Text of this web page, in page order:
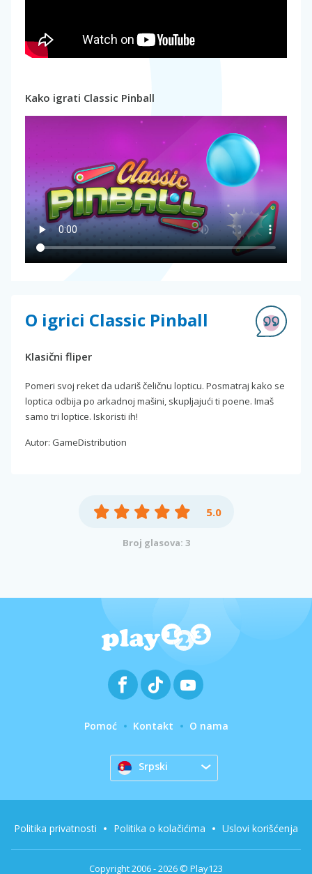
Kako igrati Classic Pinball
O igrici Classic Pinball
Klasični fliper
Pomeri svoj reket da udariš čeličnu lopticu. Posmatraj kako se
loptica odbija po arkadnoj mašini, skupljajući ti poene. Imaš
samo tri loptice. Iskoristi ih!
Autor: GameDistribution
5.0
Broj glasova: 3
Pomoć Kontakt O nama
Srpski
Copyright 2006 - 2026 © Play123
Politika privatnosti Politika o kolačićima Uslovi korišćenja